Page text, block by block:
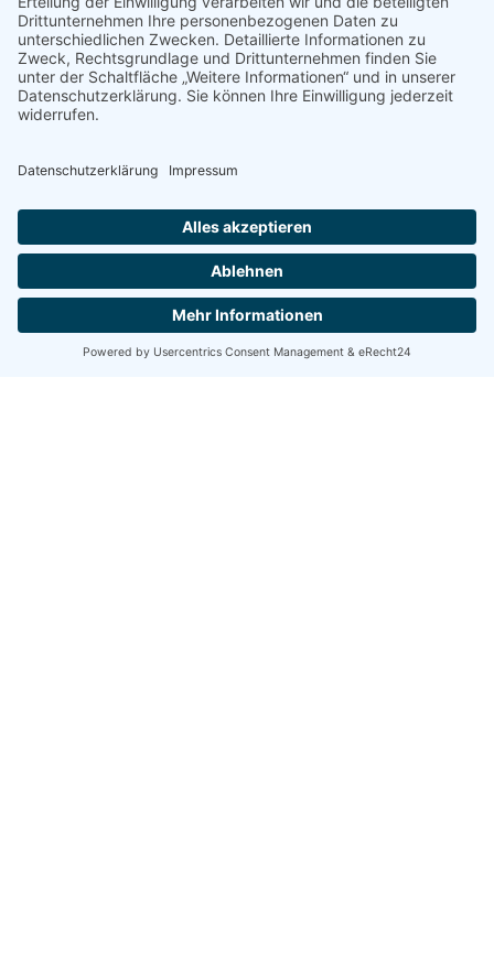
Standorte Anrufen Kunden-Shop Menü
Instagram
YouTube
Facebook
WhatsApp